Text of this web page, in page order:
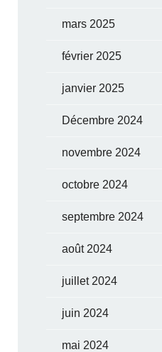
mars 2025
février 2025
janvier 2025
Décembre 2024
novembre 2024
octobre 2024
septembre 2024
août 2024
juillet 2024
juin 2024
mai 2024